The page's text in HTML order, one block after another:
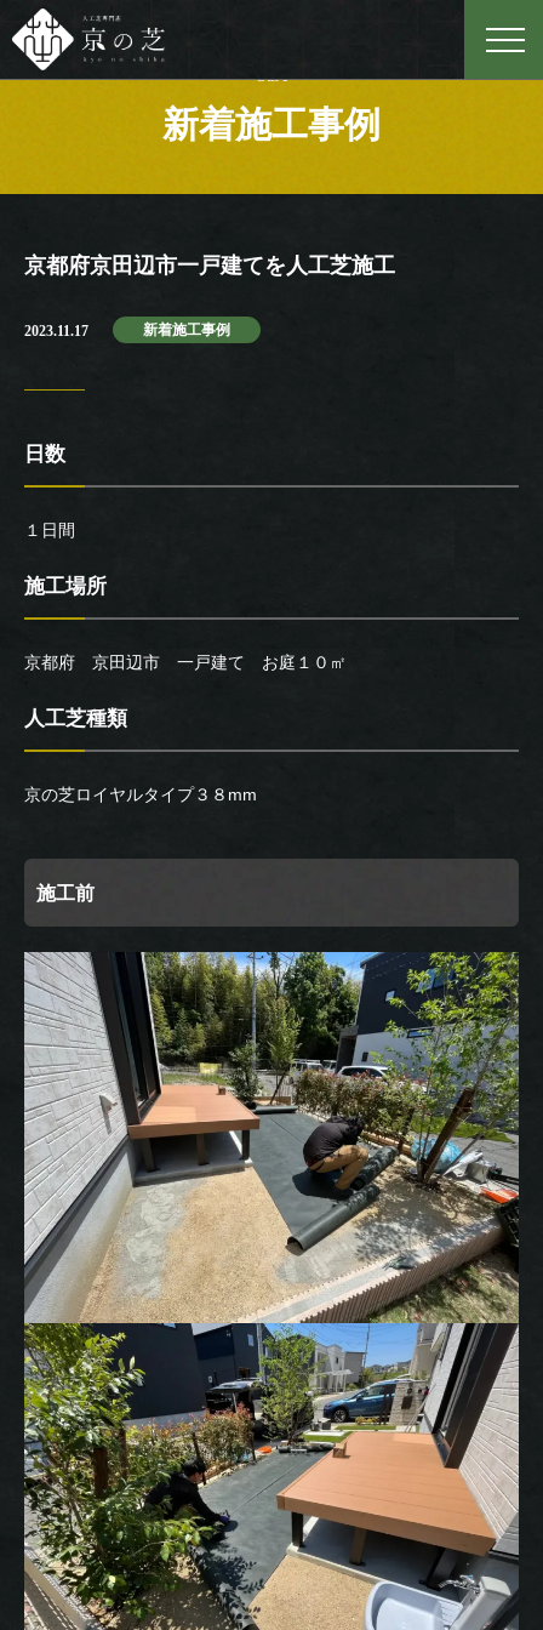
Case
新着施工事例
京都府京田辺市一戸建てを人工芝施工
2023.11.17 新着施工事例
日数
１日間
施工場所
京都府 京田辺市 一戸建て お庭１０㎡
人工芝種類
京の芝ロイヤルタイプ３８mm
施工前